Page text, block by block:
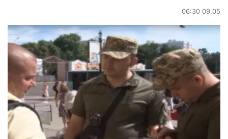
06:30 09.05